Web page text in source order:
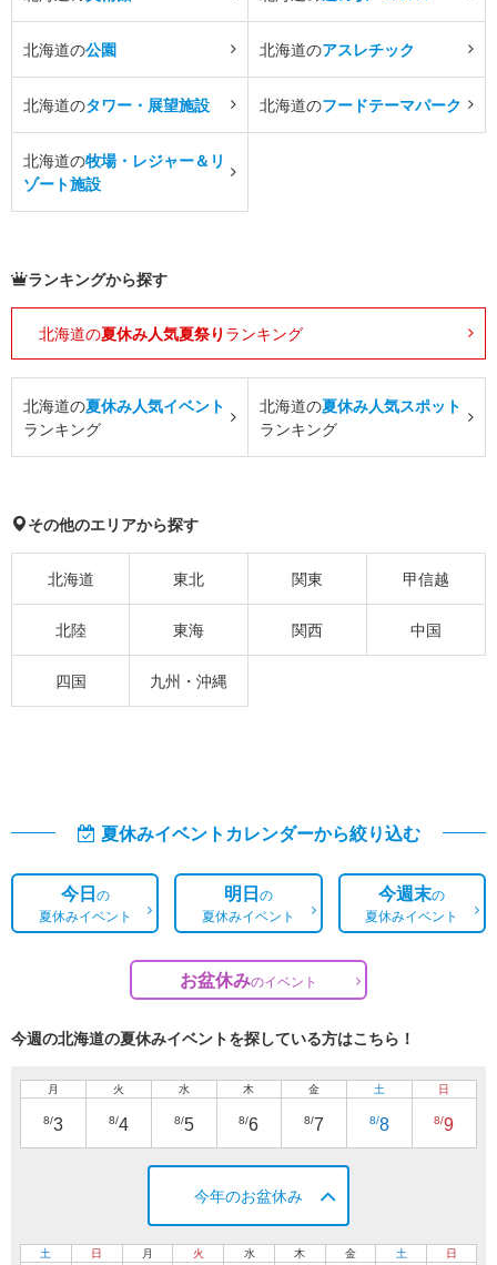
北海道の公園 北海道のアスレチック
北海道のタワー・展望施設 北海道のフードテーマパーク
北海道の牧場・レジャー＆リ
ゾート施設
ランキングから探す
北海道の夏休み人気夏祭り ランキング
北海道の夏休み人気イベント
ランキング
北海道の夏休み人気スポット
ランキング
その他のエリアから探す
北海道 東北 関東 甲信越
北陸 東海 関西 中国
四国 九州・沖縄
夏休みイベントカレンダーから絞り込む
今日の
夏休みイベント
明日の
夏休みイベント
今週末の
夏休みイベント
お盆休みのイベント
今週の北海道の夏休みイベントを探している方はこちら！
月
8/3
火
8/4
水
8/5
木
8/6
金
8/7
土
8/8
日
8/9
今年のお盆休み
土 日 月 火 水 木 金 土 日